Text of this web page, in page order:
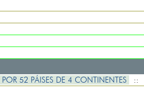
52 PÁISES DE 4 CONTINENTES
::